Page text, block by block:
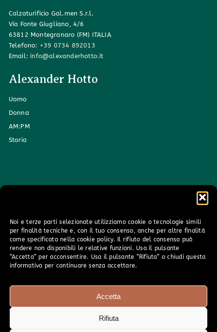
Noi e terze parti selezionate utilizziamo cookie o tecnologie simili
per finalità tecniche e, con il tuo consenso, anche per altre finalità
come specificato nella cookie policy. Il rifiuto del consenso può
rendere non disponibili le relative funzioni. Usa il pulsante
“Accetta” per acconsentire. Usa il pulsante “Rifiuta” o chiudi questa
informativa per continuare senza accettare.
Accetta
Rifiuta
Calzaturificio Gal.men S.r.l.
Via Fonte Giugliano, 4/6
63812 Montegranaro (FM) ITALIA
Telefono: +39 0734 892013
Email: info@alexanderhotto.it
Alexander Hotto
Uomo
Donna
AM:PM
Storia
© 1985/2026 Alexander Hotto® | All Rights Reserved